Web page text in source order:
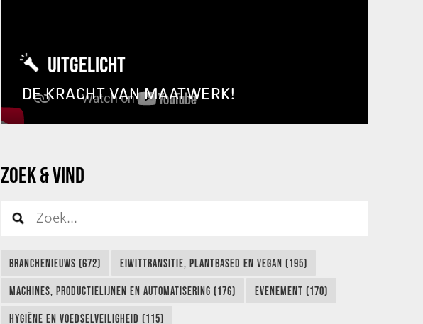
UITGELICHT
DE KRACHT VAN MAATWERK!
ZOEK & VIND
BRANCHENIEUWS (672) EIWITTRANSITIE, PLANTBASED EN VEGAN (195)
MACHINES, PRODUCTIELIJNEN EN AUTOMATISERING (176) EVENEMENT (170)
HYGIËNE EN VOEDSELVEILIGHEID (115)